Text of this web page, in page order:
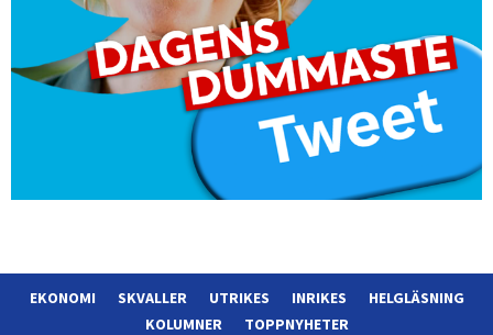
EKONOMI SKVALLER UTRIKES INRIKES
HELGLÄSNING
KOLUMNER
TOPPNYHETER